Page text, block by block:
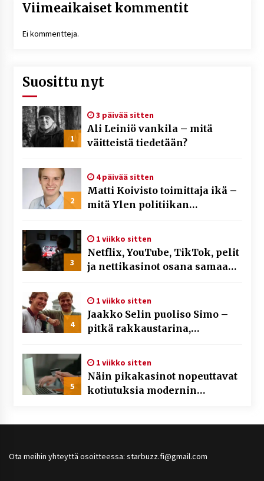
Viimeaikaiset kommentit
Ei kommentteja.
Suosittu nyt
1
3 päivää sitten
Ali Leiniö vankila – mitä
väitteistä tiedetään?
2
4 päivää sitten
Matti Koivisto toimittaja ikä –
mitä Ylen politiikan
3
1 viikko sitten
Netflix, YouTube, TikTok, pelit
ja nettikasinot osana samaa
4
1 viikko sitten
Jaakko Selin puoliso Simo –
pitkä rakkaustarina,
5
1 viikko sitten
Näin pikakasinot nopeuttavat
kotiutuksia modernin
Ota meihin yhteyttä osoitteessa: starbuzz.fi@gmail.com